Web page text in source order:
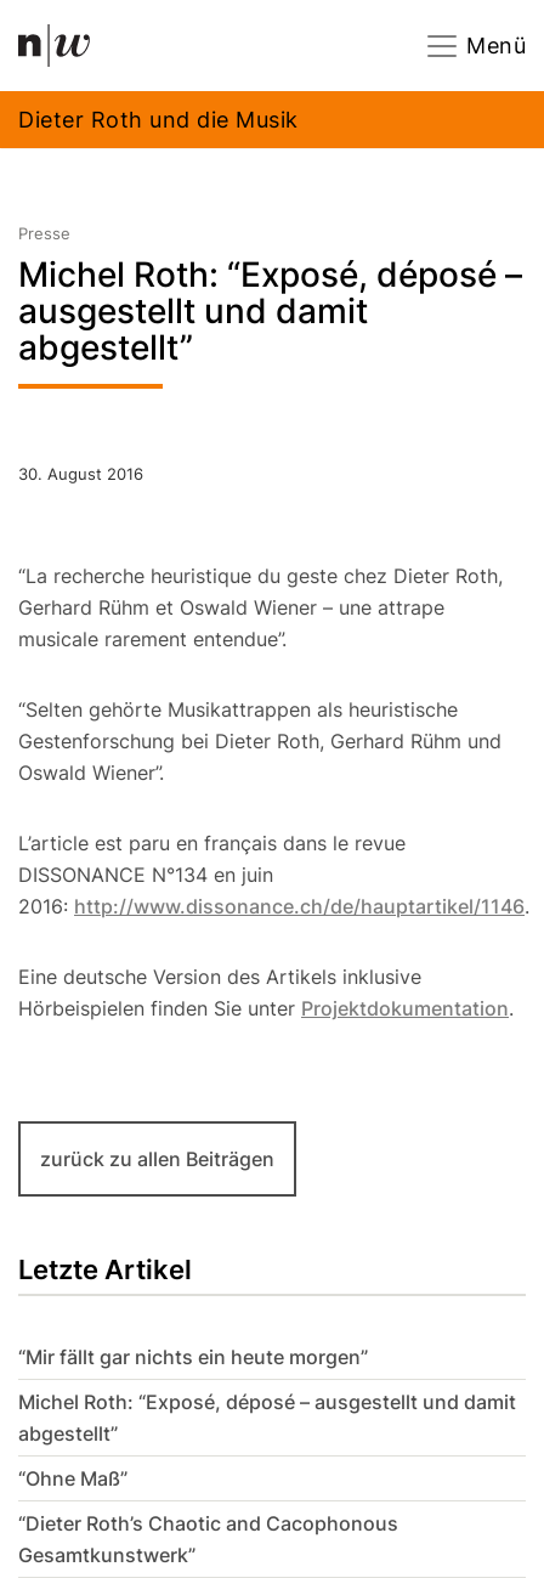
Navigation
Menü
Dieter Roth und die Musik
Presse
Michel Roth: “Exposé, déposé –
ausgestellt und damit
abgestellt”
30. August 2016
“La recherche heuristique du geste chez Dieter Roth,
Gerhard Rühm et Oswald Wiener – une attrape
musicale rarement entendue”.
“Selten gehörte Musikattrappen als heuristische
Gestenforschung bei Dieter Roth, Gerhard Rühm und
Oswald Wiener”.
L’article est paru en français dans le revue
DISSONANCE N°134 en juin
2016: http://www.dissonance.ch/de/hauptartikel/1146.
Eine deutsche Version des Artikels inklusive
Hörbeispielen finden Sie unter Projektdokumentation.
zurück zu allen Beiträgen
Letzte Artikel
“Mir fällt gar nichts ein heute morgen”
Michel Roth: “Exposé, déposé – ausgestellt und damit
abgestellt”
“Ohne Maß”
“Dieter Roth’s Chaotic and Cacophonous
Gesamtkunstwerk”
Footer